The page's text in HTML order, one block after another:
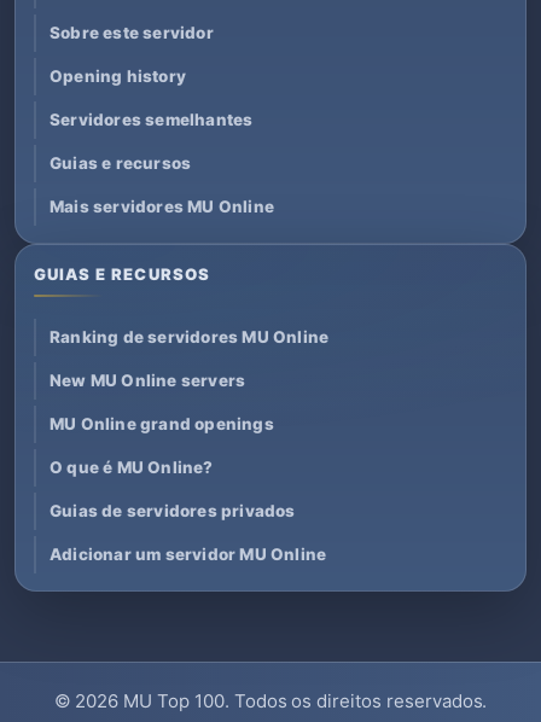
Sobre este servidor
Opening history
Servidores semelhantes
Guias e recursos
Mais servidores MU Online
GUIAS E RECURSOS
Ranking de servidores MU Online
New MU Online servers
MU Online grand openings
O que é MU Online?
Guias de servidores privados
Adicionar um servidor MU Online
© 2026 MU Top 100. Todos os direitos reservados.